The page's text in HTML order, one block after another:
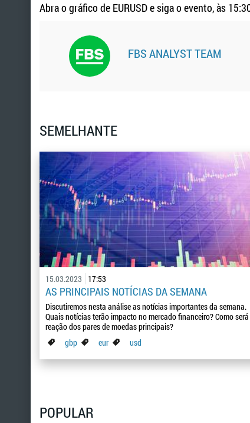
Abra o gráfico de EURUSD e siga o evento, às
FBS ANALYST TEAM
SEMELHANTE
15.03.2023 17:53
AS PRINCIPAIS NOTÍCIAS DA SEMANA
Discutiremos nesta análise as notícias importantes da semana.
Quais notícias terão impacto no mercado financeiro? Como será
reação dos pares de moedas principais?
gbp
eur usd
POPULAR